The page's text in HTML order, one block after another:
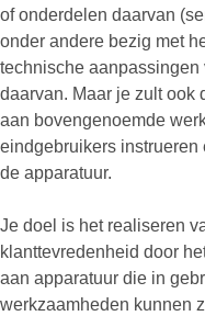
of onderdelen daarvan
onder andere bezig met
technische
daarvan. Maar je zult ook
aan bovengenoemde
eindgebruikers instrueren
de apparatuur.
Je doel is het realiseren
klanttevredenheid door
aan apparatuur die in
werkzaamheden kunnen